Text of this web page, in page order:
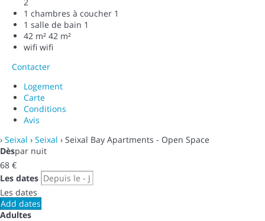
1 chambres à coucher 1
1 salle de bain 1
42 m² 42 m²
wifi wifi
Contacter
Logement
Carte
Conditions
Avis
› Seixal › Seixal › Seixal Bay Apartments - Open Space
Dèspar nuit
68 €
Les dates
Les dates
Add dates
Adultes